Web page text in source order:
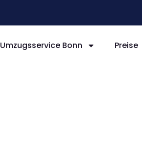
Umzugsservice Bonn Preise